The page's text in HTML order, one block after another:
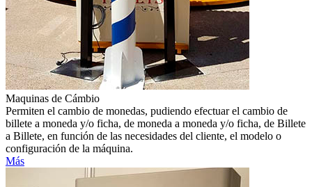
Maquinas de Cámbio
Permiten el cambio de monedas, pudiendo efectuar el cambio de
billete a moneda y/o ficha, de moneda a moneda y/o ficha, de Billete
a Billete, en función de las necesidades del cliente, el modelo o
configuración de la máquina.
Más